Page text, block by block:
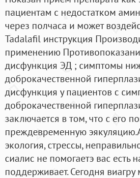
пациентам с недостатком
через полчаса и может
Tadalafil инструкция
применению
дисфункция ЭД ; симптомы
доброкачественной
дисфункция у пациентов с
доброкачественной
заключается в том, что с его
преждевременную
экология, стрессы,
сиалис не помогаетэ вас
поддерживает. Сегодня